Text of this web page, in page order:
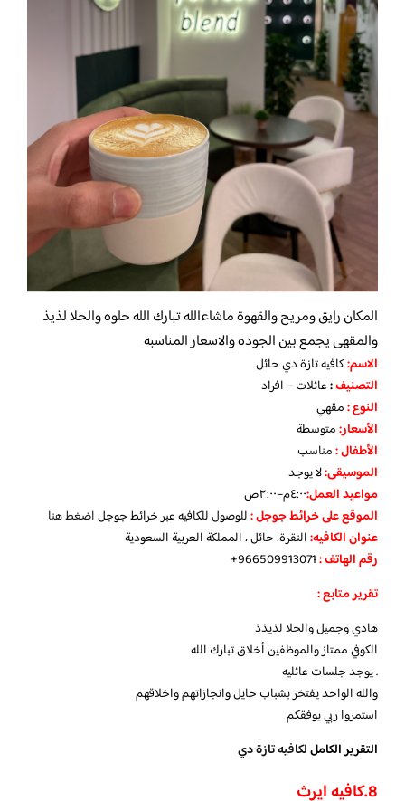
المكان رايق ومريح والقهوة ماشاءالله تبارك الله حلوه والحلا لذيذ
والمقهى يجمع بين الجوده والاسعار المناسبه
الاسم:كافيه تازة دي حائل
التصنيف:عائلات – افراد
النوع :مقهي
الأسعار:متوسطة
الأطفال:مناسب
الموسيقى:لا يوجد
مواعيد العمل:٤:٠٠م–٢:٠٠ص
الموقع على خرائط جوجل:للوصول للكافيه عبر خرائط جوجلاضغط هنا
عنوان الكافيه:النقرة، حائل ، المملكة العربية السعودية
رقم الهاتف :966509913071+
تقرير متابع :
هادي وجميل والحلا لذيذذ
الكوفي ممتاز والموظفين أخلاق تبارك الله
. يوجد جلسات عائليه
والله الواحد يفتخر بشباب حايل وانجازاتهم واخلاقهم
استمروا ربي يوفقكم
التقرير الكامللكافيه تازة دي
8.كافيه ايرث